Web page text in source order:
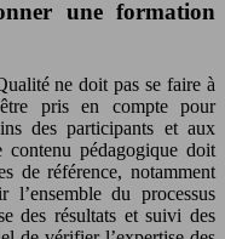
une formation
ne doit pas se faire à
pris en compte pour
des participants et aux
contenu pédagogique doit
de référence, notamment
du processus
des résultats et suivi des